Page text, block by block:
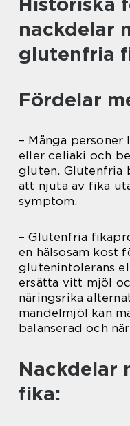
nackdelar
glutenfria
Fördelar
– Många
eller celiaki och
gluten. Glutenfria
att njuta av fika
symptom.
– Glutenfria
en hälsosam kost
glutenintolerans
ersätta vitt mjöl
näringsrika
mandelmjöl kan
balanserad och
Nackdelar
fika: